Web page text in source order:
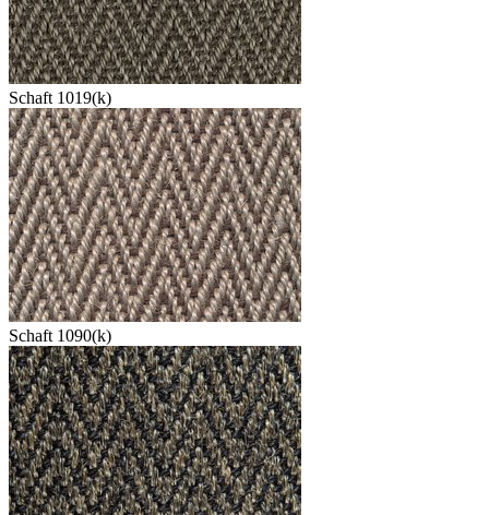
Schaft 1019(k)
Schaft 1090(k)